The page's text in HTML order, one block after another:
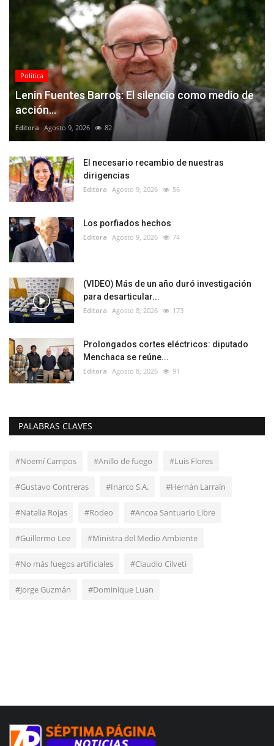
Política
Lenin Fuentes Barros: El silencio como medio de
acción...
Editora Agosto 9, 2026 82
El necesario recambio de nuestras
dirigencias
Editora Agosto 9, 2026 56
Los porfiados hechos
Editora Agosto 9, 2026 74
(VIDEO) Más de un año duró investigación
para desarticular...
Editora Agosto 8, 2026 173
Prolongados cortes eléctricos: diputado
Menchaca se reúne...
Editora Agosto 8, 2026 91
PALABRAS CLAVES
#Noemí Campos #Anillo de fuego #Luis Flores
#Gustavo Contreras #Inarco S.A. #Hernán Larraín
#Natalia Rojas #Rodeo #Ancoa Santuario Libre
#Guillermo Lee #Ministra del Medio Ambiente
#No más fuegos artificiales #Claudio Cilveti
#Jorge Guzmán #Dominique Luan